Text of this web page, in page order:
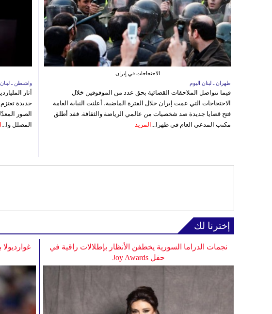
واشنطن ـ لبنان
أثار
جديدة
الصور
المضلل وا...
الاحتجاجات في إيران
طهران ـ لبنان اليوم
فيما تتواصل الملاحقات القضائية بحق عدد من الموقوفين خلال
الاحتجاجات التي عمت إيران خلال الفترة الماضية، أعلنت النيابة العامة
فتح قضايا جديدة ضد شخصيات من عالمي الرياضة والثقافة. فقد أطلق
مكتب المدعي العام في طهرا... المزيد
إخترنا لك
نجمات الدراما السورية يخطفن الأنظار بإطلالات راقية في
حفل Joy Awards